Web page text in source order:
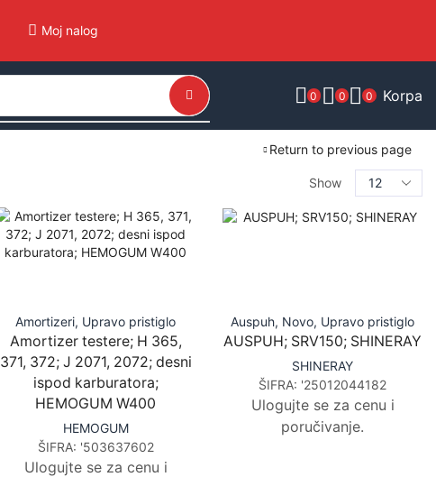
Moj nalog
0 0 0 Korpa
Return to previous page
Show
Amortizeri, Upravo pristiglo
Amortizer testere; H 365,
371, 372; J 2071, 2072; desni
ispod karburatora;
HEMOGUM W400
HEMOGUM
ŠIFRA: '503637602
Ulogujte se za cenu i
Auspuh, Novo, Upravo pristiglo
AUSPUH; SRV150; SHINERAY
SHINERAY
ŠIFRA: '25012044182
Ulogujte se za cenu i
poručivanje.